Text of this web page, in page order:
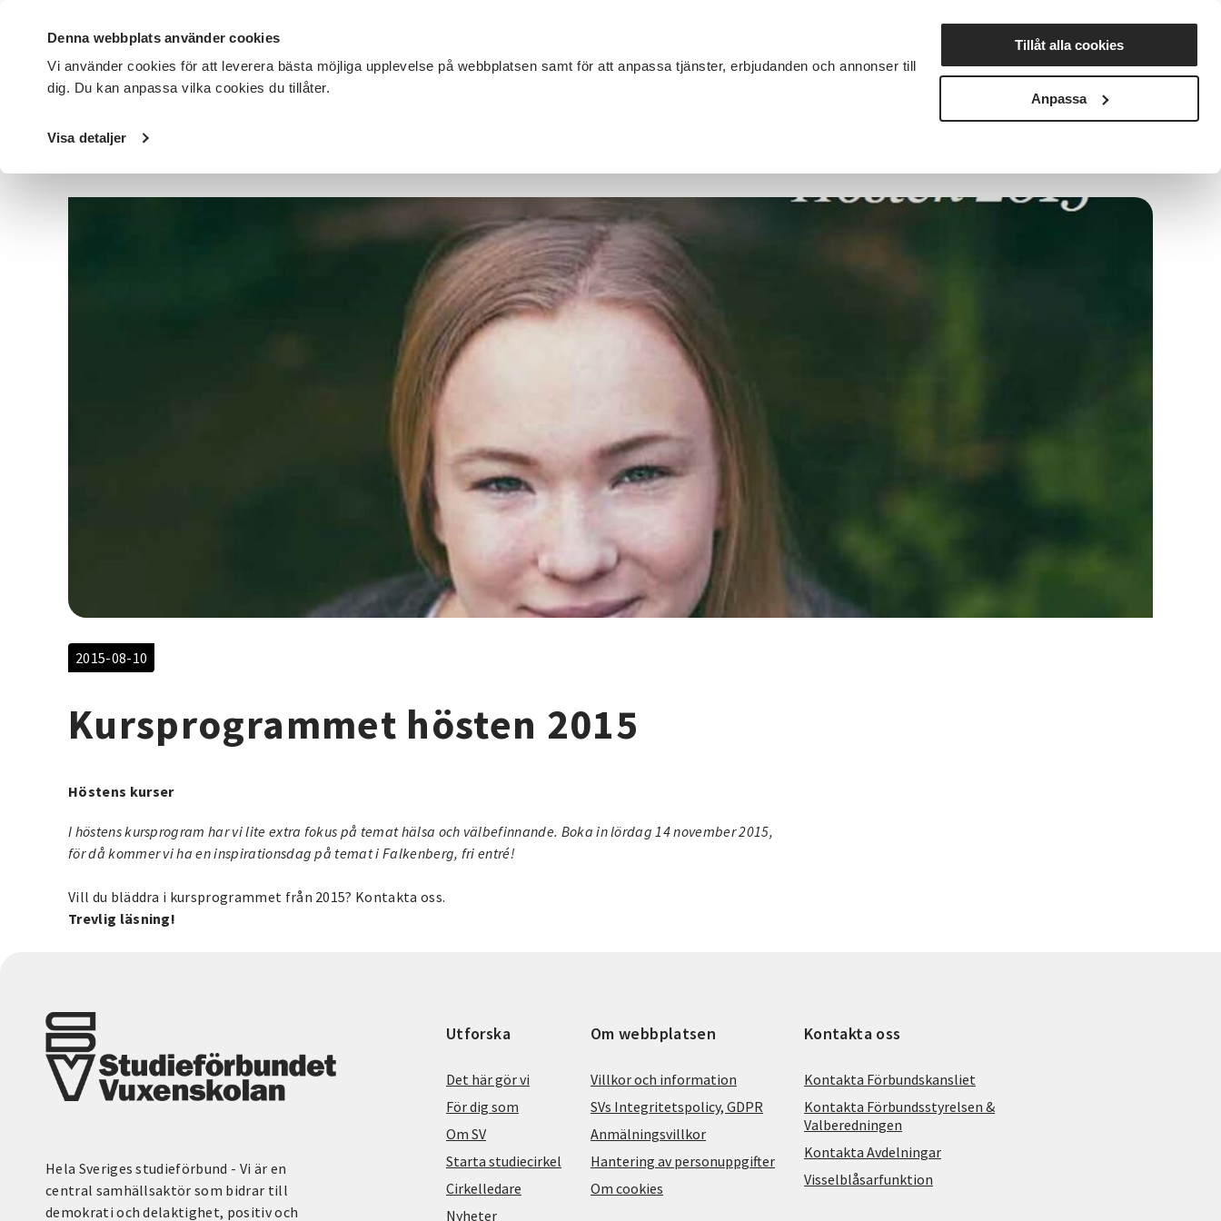
Denna webbplats använder cookies
Vi använder cookies för att leverera bästa möjliga upplevelse på webbplatsen samt för att anpassa tjänster, erbjudanden och annonser till
dig. Du kan anpassa vilka cookies du tillåter.
Visa detaljer
Tillåt alla cookies
Anpassa
DET HÄR GÖR VI FÖR DIG SOM SÖK KURSER OCH EVENEMANG Nyheter Avdelningar
Startsida / Avdelningar
2015-08-10
Kursprogrammet hösten 2015
Höstens kurser
I höstens kursprogram har vi lite extra fokus på temat hälsa och välbefinnande. Boka in lördag 14 november 2015,
för då kommer vi ha en inspirationsdag på temat i Falkenberg, fri entré!
Vill du bläddra i kursprogrammet från 2015? Kontakta oss.
Trevlig läsning!
Hela Sveriges studieförbund - Vi är en
central samhällsaktör som bidrar till
demokrati och delaktighet, positiv och
Utforska
Det här gör vi
För dig som
Om SV
Starta studiecirkel
Cirkelledare
Nyheter
Om webbplatsen
Villkor och information
SVs Integritetspolicy, GDPR
Anmälningsvillkor
Hantering av personuppgifter
Om cookies
Kontakta oss
Kontakta Förbundskansliet
Kontakta Förbundsstyrelsen &
Valberedningen
Kontakta Avdelningar
Visselblåsarfunktion